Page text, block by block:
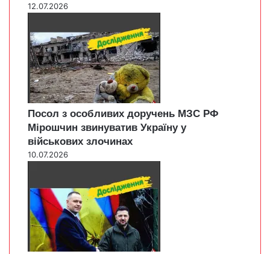
12.07.2026
Посол з особливих доручень МЗС РФ
Мірошчин звинуватив Україну у
військових злочинах
10.07.2026